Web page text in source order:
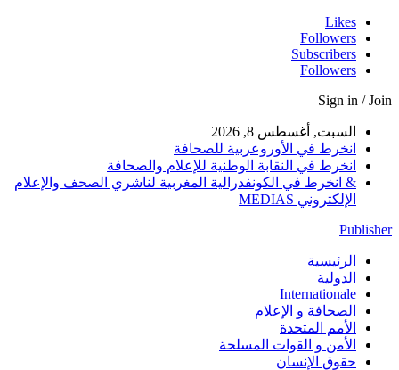
Likes
Followers
Subscribers
Followers
Sign in / Join
السبت, أغسطس 8, 2026
انخرط في الأوروعربية للصحافة
انخرط في النقابة الوطنية للإعلام والصحافة
& انخرط في الكونفدرالية المغربية لناشري الصحف والإعلام
الإلكتروني MEDIAS
Publisher
الرئيسية
الدولية
Internationale
الصحافة و الإعلام
الأمم المتحدة
الأمن و القوات المسلحة
حقوق الإنسان